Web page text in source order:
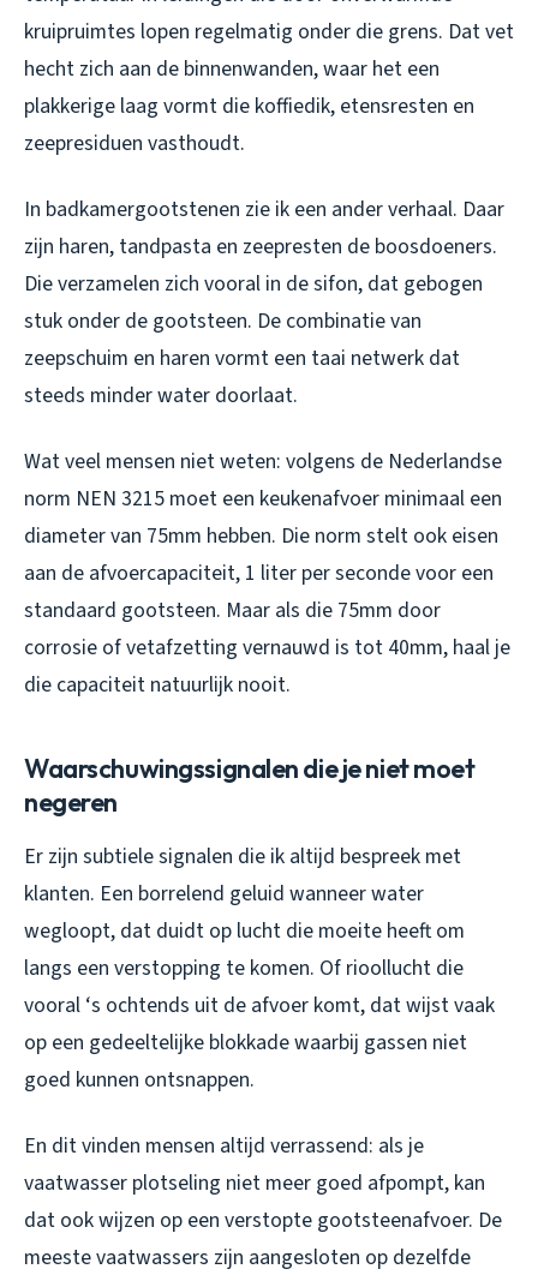
kruipruimtes lopen regelmatig onder die grens. Dat vet
hecht zich aan de binnenwanden, waar het een
plakkerige laag vormt die koffiedik, etensresten en
zeepresiduen vasthoudt.
In badkamergootstenen zie ik een ander verhaal. Daar
zijn haren, tandpasta en zeepresten de boosdoeners.
Die verzamelen zich vooral in de sifon, dat gebogen
stuk onder de gootsteen. De combinatie van
zeepschuim en haren vormt een taai netwerk dat
steeds minder water doorlaat.
Wat veel mensen niet weten: volgens de Nederlandse
norm NEN 3215 moet een keukenafvoer minimaal een
diameter van 75mm hebben. Die norm stelt ook eisen
aan de afvoercapaciteit, 1 liter per seconde voor een
standaard gootsteen. Maar als die 75mm door
corrosie of vetafzetting vernauwd is tot 40mm, haal je
die capaciteit natuurlijk nooit.
Waarschuwingssignalen die je niet moet
negeren
Er zijn subtiele signalen die ik altijd bespreek met
klanten. Een borrelend geluid wanneer water
wegloopt, dat duidt op lucht die moeite heeft om
langs een verstopping te komen. Of rioollucht die
vooral ‘s ochtends uit de afvoer komt, dat wijst vaak
op een gedeeltelijke blokkade waarbij gassen niet
goed kunnen ontsnappen.
En dit vinden mensen altijd verrassend: als je
vaatwasser plotseling niet meer goed afpompt, kan
dat ook wijzen op een verstopte gootsteenafvoer. De
meeste vaatwassers zijn aangesloten op dezelfde